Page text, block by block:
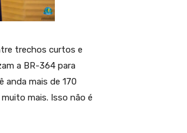
trechos curtos e
a BR-364 para
anda mais de 170
mais. Isso não é